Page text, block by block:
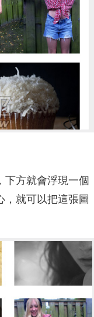
下方就會浮現一個
，就可以把這張圖